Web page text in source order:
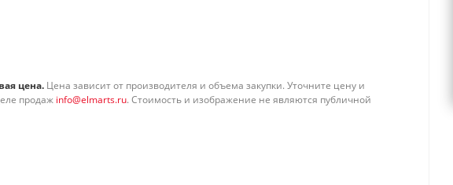
цена. Цена зависит от производителя и объема закупки. Уточните цену и
продаж info@elmarts.ru. Стоимость и изображение не являются публичной